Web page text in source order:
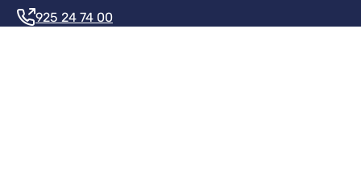
925 24 74 00